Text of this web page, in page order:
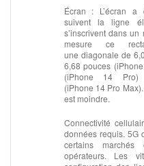
Écran : L’écran
suivent la ligne
s’inscrivent dans un
mesure ce
une diagonale de
6,68 pouces
(iPhone 14
(iPhone 14 Pro
est moindre.
Connectivité
données requis. 5G
certains
opérateurs. Les